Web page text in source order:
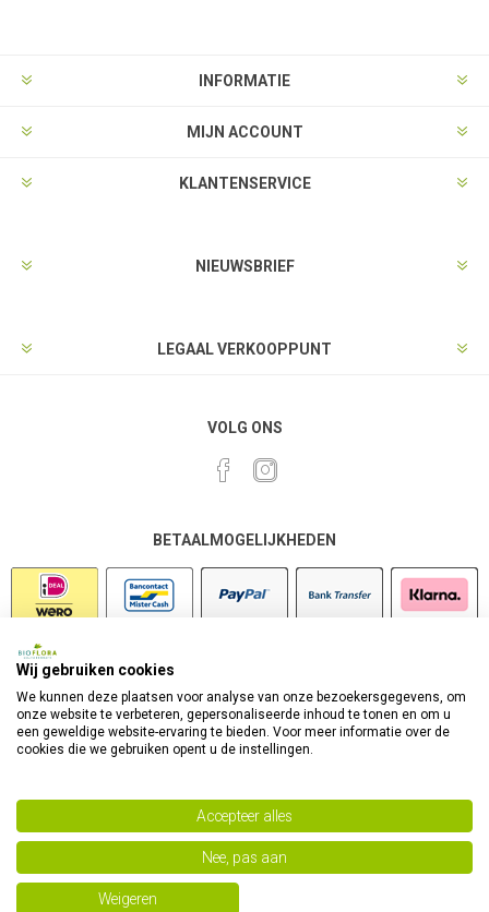
INFORMATIE
MIJN ACCOUNT
KLANTENSERVICE
NIEUWSBRIEF
LEGAAL VERKOOPPUNT
VOLG ONS
BETAALMOGELIJKHEDEN
Powered bynopCommerce
Copyright 2026 Bioflora Health Products. Alle rechten
Wij gebruiken cookies
We kunnen deze plaatsen voor analyse van onze bezoekersgegevens, om
onze website te verbeteren, gepersonaliseerde inhoud te tonen en om u
een geweldige website-ervaring te bieden. Voor meer informatie over de
cookies die we gebruiken opent u de instellingen.
Accepteer alles
Nee, pas aan
Weigeren